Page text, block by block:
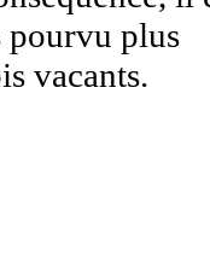
pourvu plus
vacants.